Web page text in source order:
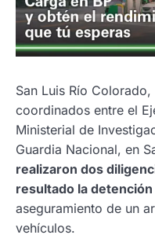
San Luis Río
coordinados entre el
Ministerial de
Guardia Nacional, en
realizaron dos
resultado la
aseguramiento de un
vehículos.